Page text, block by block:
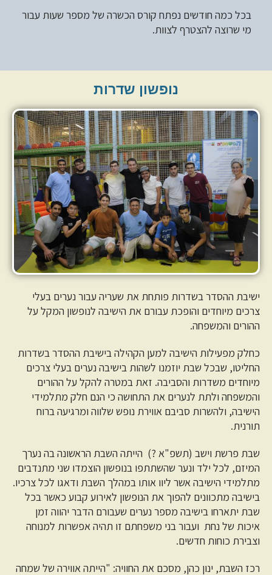
בכל כמה חודשים נפתח קורס הכשרה של מספר שעות עבור
מי שרוצה להצטרף לצוות.
נופשון שדרות
ישיבת ההסדר בשדרות פותחת את שעריה עבור נערים בעלי
צרכים מיוחדים והופכת עבורם את הישיבה לנופשון המקל על
ההורים והמשפחה.
כחלק מפעילות הישיבה למען הקהילה בישיבת ההסדר בשדרות
החליטו, שבכל שבת יוזמנו לשהות בישיבה נערים בעלי צרכים
מיוחדים משדרות והסביבה. זאת במטרה להקל על ההורים
והמשפחה ולתת לנערים את התחושה כי הנם חלק מתלמידי
הישיבה, ולהשרות סביבם אווירת נופש שלווה ומרגיעה ברוח
תורנית.
שבת פרשת וישב (תשפ"א ?) הייתה השבת הראשונה בה נערך
המיזם, לכל ילד ונער שהשתתפו בנופשון הוצמדו שני מתנדבים
מתלמידי הישיבה אשר ליוו אותו במהלך השבת ודאגו לכל צרכיו.
בישיבה מתכוונים להפוך את הנופשון לאירוע קבוע כאשר בכל
שבת יתארחו בישיבה מספר נערים שעבורם הדבר יהווה זמן
איכות של נחת ועבור בני משפחתם זו תהיה אפשרות למנוחה
וצבירת כוחות חדשים.
רכז השבת, ינון כהן, מסכם את החוויה: "הייתה אווירה של שמחה